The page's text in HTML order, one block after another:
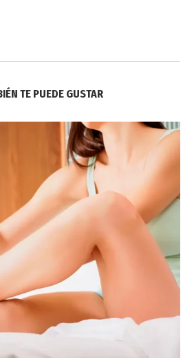
TE PUEDE GUSTAR